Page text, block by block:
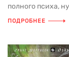
полного психа,
ПОДРОБНЕЕ